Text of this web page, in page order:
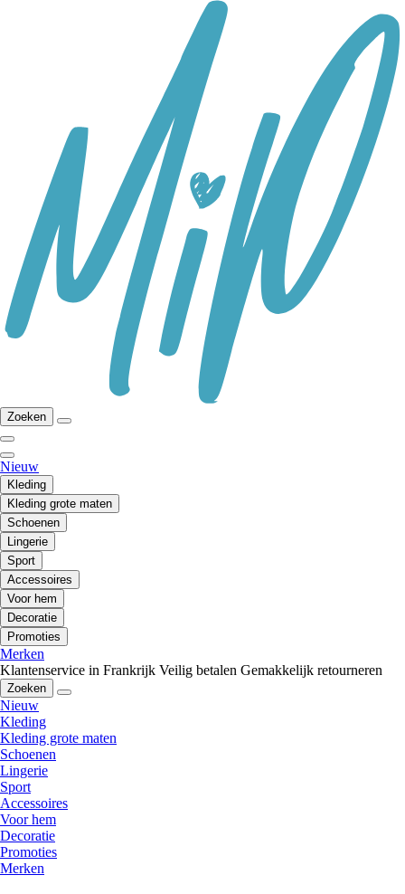
Zoeken
Nieuw
Kleding
Kleding grote maten
Schoenen
Lingerie
Sport
Accessoires
Voor hem
Decoratie
Promoties
Merken
Klantenservice in Frankrijk Veilig betalen Gemakkelijk retourneren
Zoeken
Nieuw
Kleding
Kleding grote maten
Schoenen
Lingerie
Sport
Accessoires
Voor hem
Decoratie
Promoties
Merken